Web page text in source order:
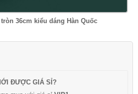
36cm kiểu dáng Hàn Quốc
ĐƯỢC GIÁ SỈ?